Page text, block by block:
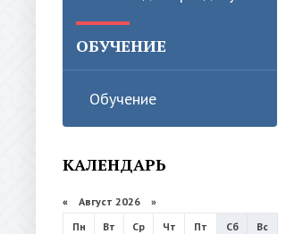
ОБУЧЕНИЕ
Обучение
КАЛЕНДАРЬ
« Август 2026 »
Пн
Вт Ср Чт Пт Сб
Вс